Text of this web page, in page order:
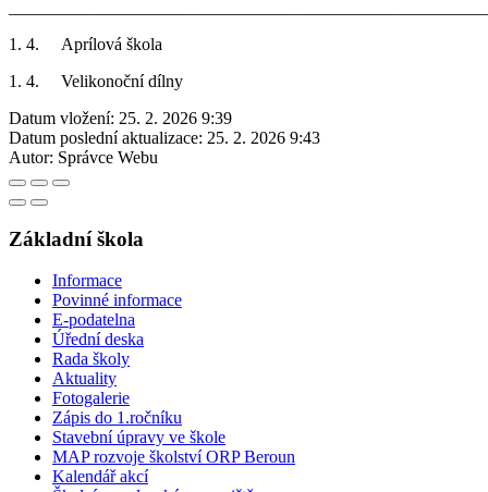
1. 4. Aprílová škola
1. 4. Velikonoční dílny
Datum vložení: 25. 2. 2026 9:39
Datum poslední aktualizace: 25. 2. 2026 9:43
Autor: Správce Webu
Základní škola
Informace
Povinné informace
E-podatelna
Úřední deska
Rada školy
Aktuality
Fotogalerie
Zápis do 1.ročníku
Stavební úpravy ve škole
MAP rozvoje školství ORP Beroun
Kalendář akcí